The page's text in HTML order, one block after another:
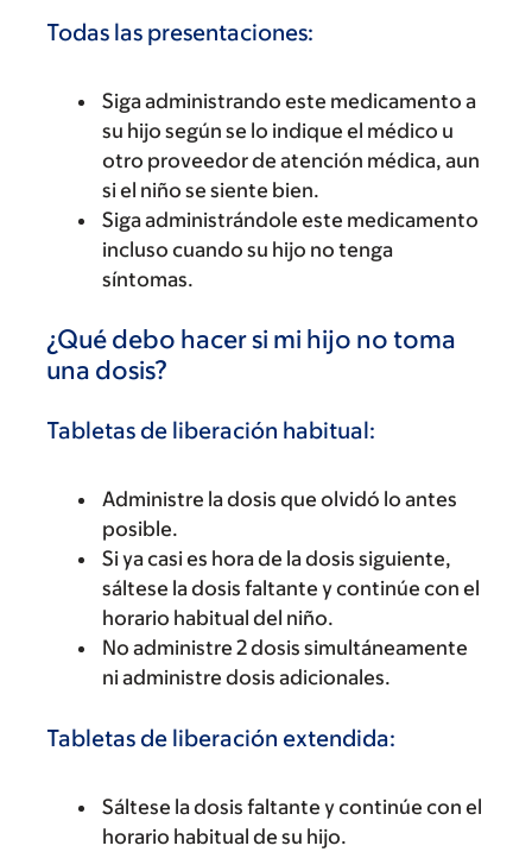
Todas las presentaciones:
Siga administrando este medicamento a
su hijo según se lo indique el médico u
otro proveedor de atención médica, aun
si el niño se siente bien.
Siga administrándole este medicamento
incluso cuando su hijo no tenga
síntomas.
¿Qué debo hacer si mi hijo no toma
una dosis?
Tabletas de liberación habitual:
Administre la dosis que olvidó lo antes
posible.
Si ya casi es hora de la dosis siguiente,
sáltese la dosis faltante y continúe con el
horario habitual del niño.
No administre 2 dosis simultáneamente
ni administre dosis adicionales.
Tabletas de liberación extendida:
Sáltese la dosis faltante y continúe con el
horario habitual de su hijo.